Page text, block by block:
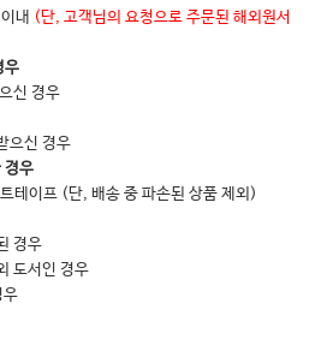
행정 및 리더십 트레이닝 프로그램 강의
내 (단, 고객님의 요청으로 주문된 해외원서
우
신 경우
으신 경우
경우
테이프 (단, 배송 중 파손된 상품 제외)
경우
도서인 경우
우